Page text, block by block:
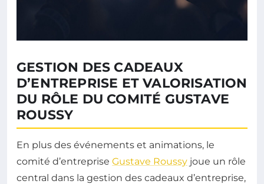
GESTION DES CADEAUX
D’ENTREPRISE ET VALORISATION
DU RÔLE DU COMITÉ GUSTAVE
ROUSSY
En plus des événements et animations, le
comité d’entreprise Gustave Roussy joue un rôle
central dans la gestion des cadeaux d’entreprise,